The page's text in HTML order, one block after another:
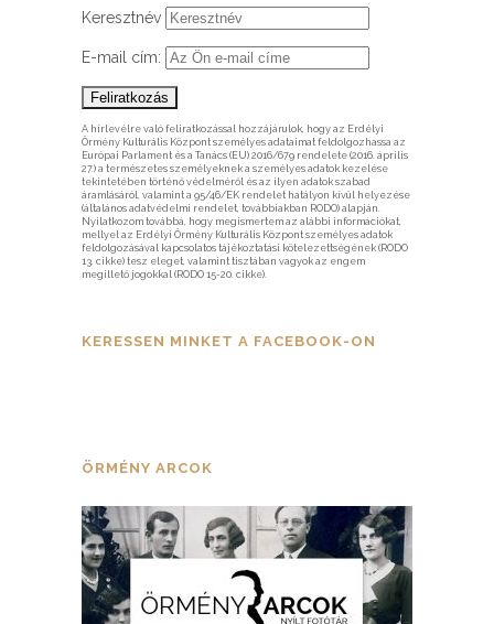
Keresztnév
E-mail cím:
A hírlevélre való feliratkozással hozzájárulok, hogy az Erdélyi
Örmény Kulturális Központ személyes adataimat feldolgozhassa az
Európai Parlament és a Tanács (EU) 2016/679 rendelete (2016. április
27.) a természetes személyeknek a személyes adatok kezelése
tekintetében történő védelméről és az ilyen adatok szabad
áramlásáról, valamint a 95/46/EK rendelet hatályon kívül helyezése
(általános adatvédelmi rendelet, továbbiakban RODO) alapján.
Nyilatkozom továbbá, hogy megismertem az alábbi információkat,
mellyel az Erdélyi Örmény Kulturális Központ személyes adatok
feldolgozásával kapcsolatos tájékoztatási kötelezettségének (RODO
13. cikke) tesz eleget, valamint tisztában vagyok az engem
megillető jogokkal (RODO 15-20. cikke).
KERESSEN MINKET A FACEBOOK-ON
ÖRMÉNY ARCOK